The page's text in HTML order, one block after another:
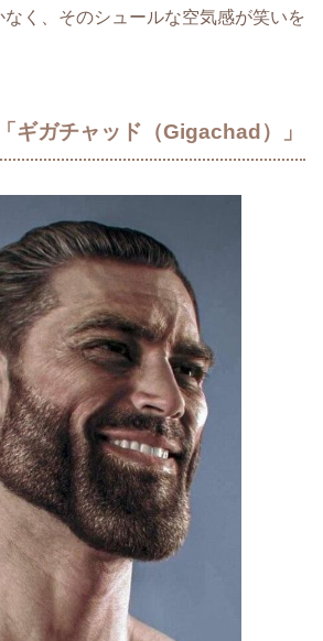
く、そのシュールな空気感が笑いを
ギガチャッド（Gigachad）」